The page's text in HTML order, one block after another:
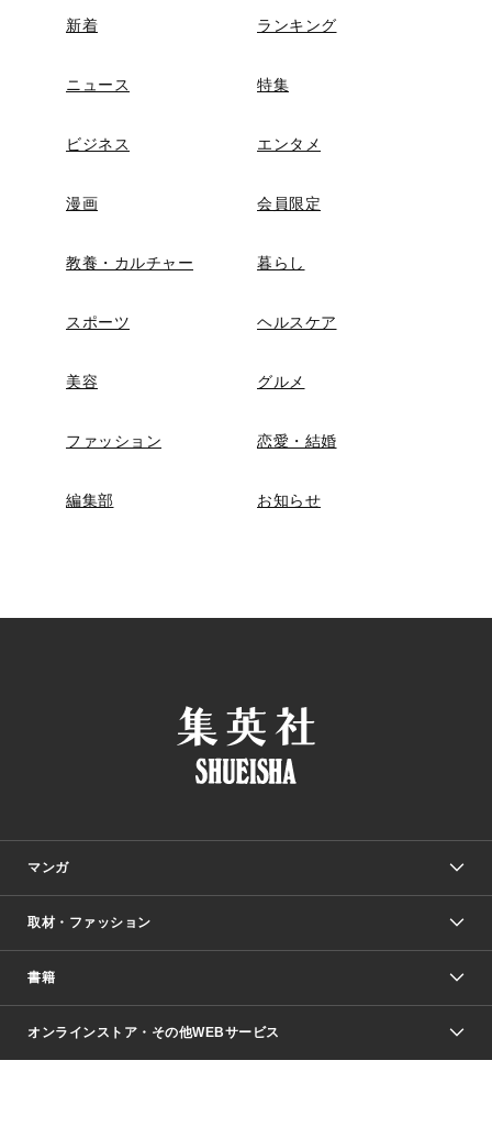
新着 ランキング
ニュース 特集
ビジネス エンタメ
漫画 会員限定
教養・カルチャー 暮らし
スポーツ ヘルスケア
美容 グルメ
ファッション 恋愛・結婚
編集部 お知らせ
マンガ
少年マンガ
Vジャンプ
週刊ヤングジャンプ
少女マンガ
取材・ファッション
Seventeen
芸能・情報・スポーツ
書籍
文芸・文庫・総合
オンラインストア・その他WEBサービス